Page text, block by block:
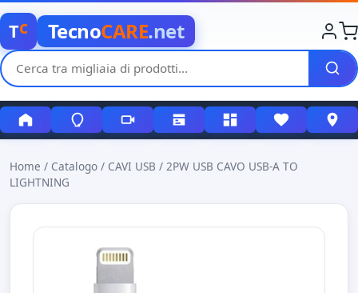
Tc TecnoCARE.net
Home / Catalogo / CAVI USB / 2PW USB CAVO USB-A TO
LIGHTNING